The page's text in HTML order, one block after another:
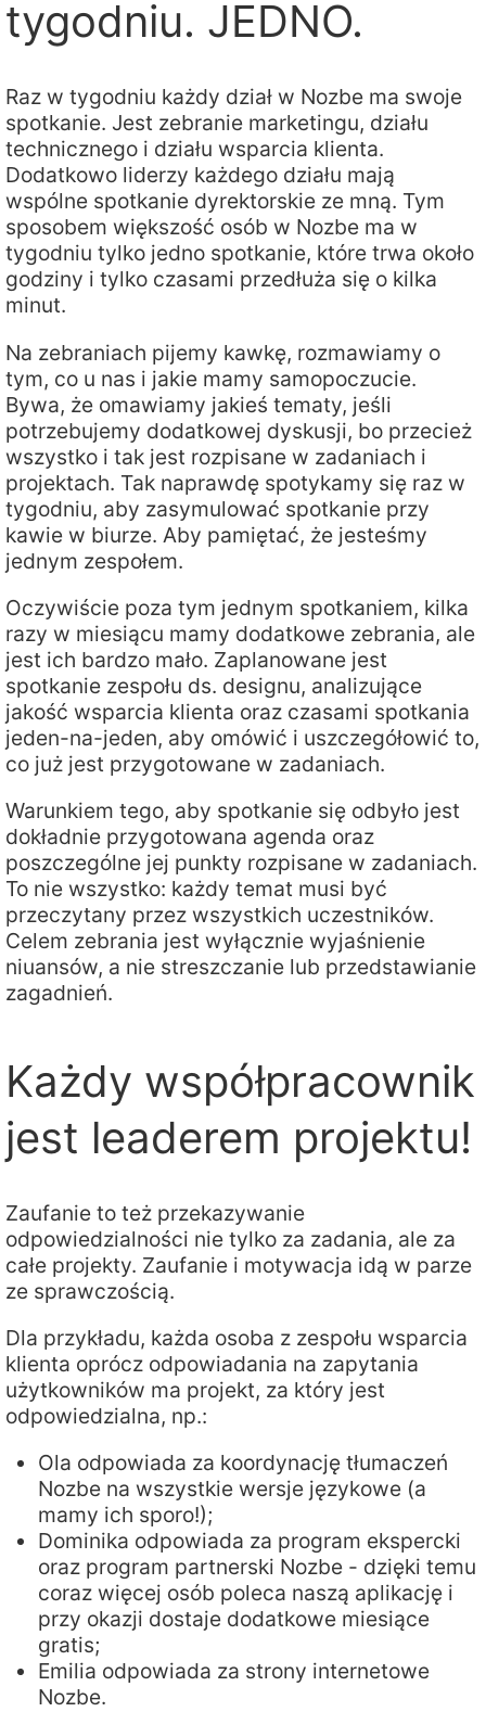
tygodniu. JEDNO.
Raz w tygodniu każdy dział w Nozbe ma swoje
spotkanie. Jest zebranie marketingu, działu
technicznego i działu wsparcia klienta.
Dodatkowo liderzy każdego działu mają
wspólne spotkanie dyrektorskie ze mną. Tym
sposobem większość osób w Nozbe ma w
tygodniu tylko jedno spotkanie, które trwa około
godziny i tylko czasami przedłuża się o kilka
minut.
Na zebraniach pijemy kawkę, rozmawiamy o
tym, co u nas i jakie mamy samopoczucie.
Bywa, że omawiamy jakieś tematy, jeśli
potrzebujemy dodatkowej dyskusji, bo przecież
wszystko i tak jest rozpisane w zadaniach i
projektach. Tak naprawdę spotykamy się raz w
tygodniu, aby zasymulować spotkanie przy
kawie w biurze. Aby pamiętać, że jesteśmy
jednym zespołem.
Oczywiście poza tym jednym spotkaniem, kilka
razy w miesiącu mamy dodatkowe zebrania, ale
jest ich bardzo mało. Zaplanowane jest
spotkanie zespołu ds. designu, analizujące
jakość wsparcia klienta oraz czasami spotkania
jeden-na-jeden, aby omówić i uszczegółowić to,
co już jest przygotowane w zadaniach.
Warunkiem tego, aby spotkanie się odbyło jest
dokładnie przygotowana agenda oraz
poszczególne jej punkty rozpisane w zadaniach.
To nie wszystko: każdy temat musi być
przeczytany przez wszystkich uczestników.
Celem zebrania jest wyłącznie wyjaśnienie
niuansów, a nie streszczanie lub przedstawianie
zagadnień.
Każdy współpracownik
jest leaderem projektu!
Zaufanie to też przekazywanie
odpowiedzialności nie tylko za zadania, ale za
całe projekty. Zaufanie i motywacja idą w parze
ze sprawczością.
Dla przykładu, każda osoba z zespołu wsparcia
klienta oprócz odpowiadania na zapytania
użytkowników ma projekt, za który jest
odpowiedzialna, np.:
Ola odpowiada za koordynację tłumaczeń
Nozbe na wszystkie wersje językowe (a
mamy ich sporo!);
Dominika odpowiada za program ekspercki
oraz program partnerski Nozbe - dzięki temu
coraz więcej osób poleca naszą aplikację i
przy okazji dostaje dodatkowe miesiące
gratis;
Emilia odpowiada za strony internetowe
Nozbe.